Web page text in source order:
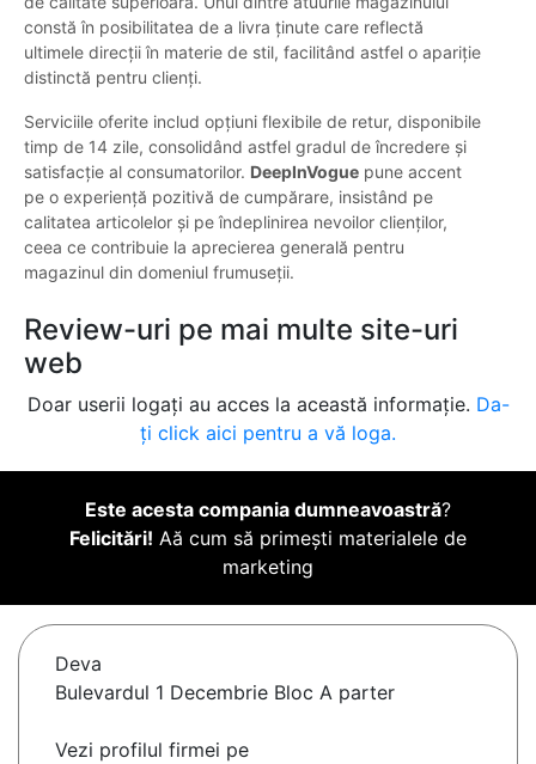
constă în posibilitatea de a livra ținute care reflectă
ultimele direcții în materie de stil, facilitând astfel o apariție
distinctă pentru clienți.
Serviciile oferite includ opțiuni flexibile de retur, disponibile
timp de 14 zile, consolidând astfel gradul de încredere și
satisfacție al consumatorilor. DeepInVogue pune accent
pe o experiență pozitivă de cumpărare, insistând pe
calitatea articolelor și pe îndeplinirea nevoilor clienților,
ceea ce contribuie la aprecierea generală pentru
magazinul din domeniul frumuseții.
Review-uri pe mai multe site-uri
web
Doar userii logați au acces la această informație. Da-
ți click aici pentru a vă loga.
Este acesta compania dumneavoastră?
Felicitări! Aă cum să primești materialele de
marketing
Deva
Bulevardul 1 Decembrie Bloc A parter
Vezi profilul firmei pe